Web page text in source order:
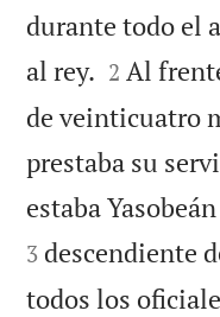
durante todo el
al rey. 

2 Al
de veinticuatro
prestaba su
estaba
3 descendiente
todos los